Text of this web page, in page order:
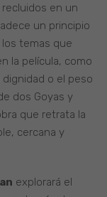
en un
un principio
temas que
la película, como
dignidad o el peso
dos Goyas y
que retrata la
cercana y
explorará el